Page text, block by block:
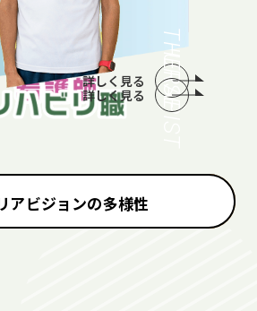
NURSE
詳しく見る THERAPIST
詳しく見る
アビジョンの多様性